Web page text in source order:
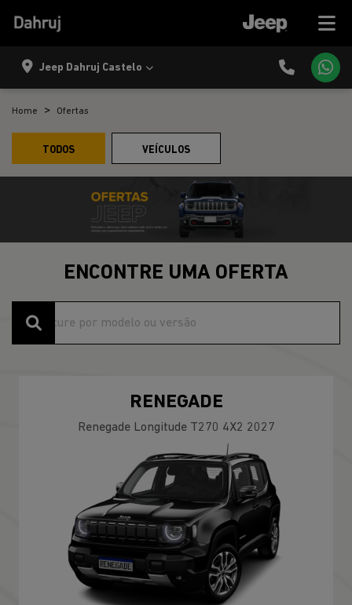
Jeep Dahruj Castelo
Home Ofertas
TODOS VEÍCULOS
ENCONTRE UMA OFERTA
RENEGADE
Renegade Longitude T270 4X2 2027